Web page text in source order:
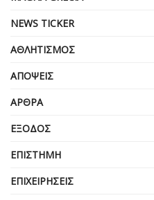
NEWS TICKER
ΑΘΛΗΤΙΣΜΌΣ
ΑΠΌΨΕΙΣ
ΆΡΘΡΑ
ΈΞΟΔΟΣ
ΕΠΙΣΤΉΜΗ
ΕΠΙΧΕΙΡΗΣΕΙΣ